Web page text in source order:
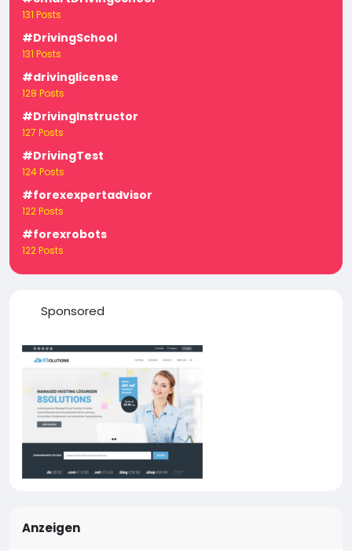
131 Posts
#DrivingSchool
131 Posts
#drivinglicense
128 Posts
#DrivingInstructor
127 Posts
#DrivingTest
124 Posts
#forexexpertadvisor
122 Posts
#forexrobots
122 Posts
Sponsored
Anzeigen